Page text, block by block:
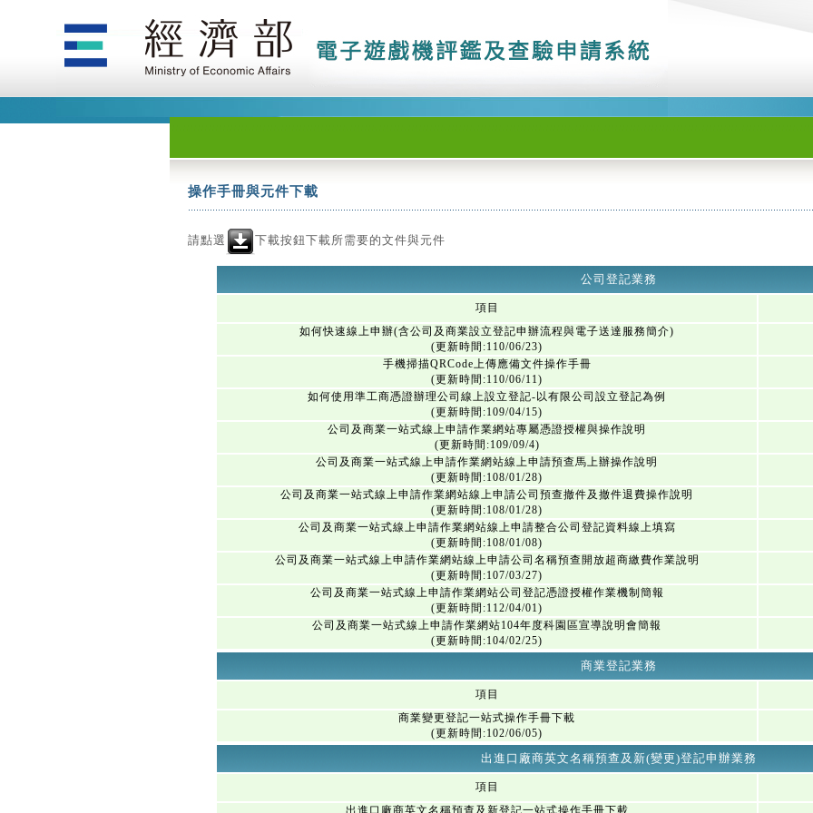
操作手冊與元件下載
請點選 下載按鈕下載所需要的文件與元件
公司登記業務
項目
如何快速線上申辦(含公司及商業設立登記申辦流程與電子送達服務簡介)
(更新時間:110/06/23)
手機掃描QRCode上傳應備文件操作手冊
(更新時間:110/06/11)
如何使用準工商憑證辦理公司線上設立登記-以有限公司設立登記為例
(更新時間:109/04/15)
公司及商業一站式線上申請作業網站專屬憑證授權與操作說明
(更新時間:109/09/4)
公司及商業一站式線上申請作業網站線上申請預查馬上辦操作說明
(更新時間:108/01/28)
公司及商業一站式線上申請作業網站線上申請公司預查撤件及撤件退費操作說明
(更新時間:108/01/28)
公司及商業一站式線上申請作業網站線上申請整合公司登記資料線上填寫
(更新時間:108/01/08)
公司及商業一站式線上申請作業網站線上申請公司名稱預查開放超商繳費作業說明
(更新時間:107/03/27)
公司及商業一站式線上申請作業網站公司登記憑證授權作業機制簡報
(更新時間:112/04/01)
公司及商業一站式線上申請作業網站104年度科園區宣導說明會簡報
(更新時間:104/02/25)
商業登記業務
項目
商業變更登記一站式操作手冊下載
(更新時間:102/06/05)
出進口廠商英文名稱預查及新(變更)登記申辦業務
項目
出進口廠商英文名稱預查及新登記一站式操作手冊下載